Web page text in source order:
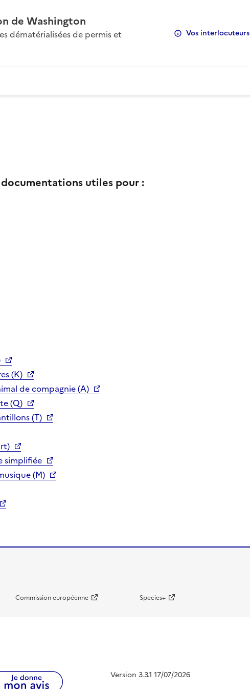
de Washington
dématérialisées de permis et
Vos interlocuteurs
utiles pour :
(K)
de compagnie (A)
(Q)
(T)
simplifiée
(M)
Commission européenne Species+
Version 3.3.1 17/07/2026